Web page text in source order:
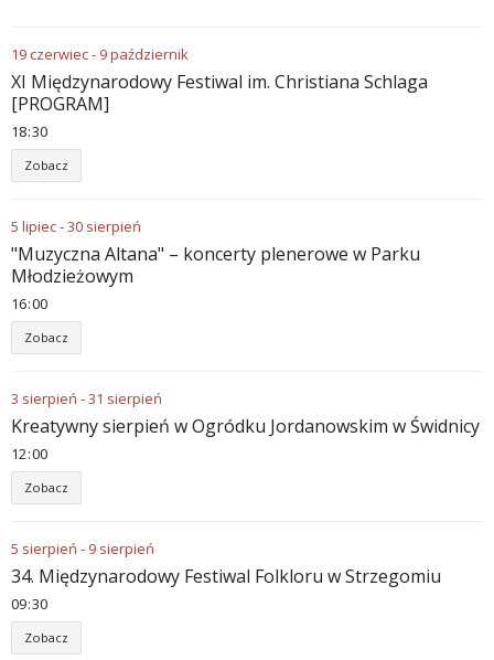
19czerwiec- 9październik
XI Międzynarodowy Festiwal im. Christiana Schlaga
[PROGRAM]
18:30
Zobacz
5 lipiec-30 sierpień
"Muzyczna Altana" – koncerty plenerowe w Parku
Młodzieżowym
16:00
Zobacz
3 sierpień -31 sierpień
Kreatywny sierpień w Ogródku Jordanowskim w Świdnicy
12:00
Zobacz
5 sierpień - 9 sierpień
34. Międzynarodowy Festiwal Folkloru w Strzegomiu
09:30
Zobacz